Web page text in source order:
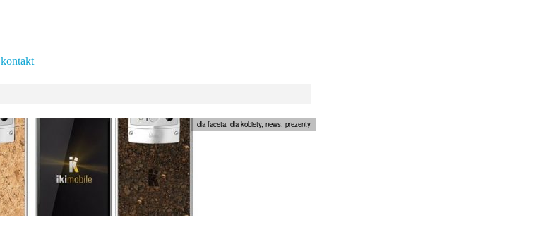
kontakt
dla faceta, dla kobiety, news, prezenty